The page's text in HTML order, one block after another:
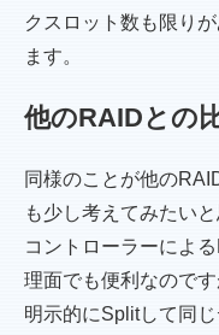
クスロット数も限り
ます。
他のRAIDとの
同様のことが他の
も少し考えてみたい
コントローラーによ
理面でも便利なので
明示的にSplitして同